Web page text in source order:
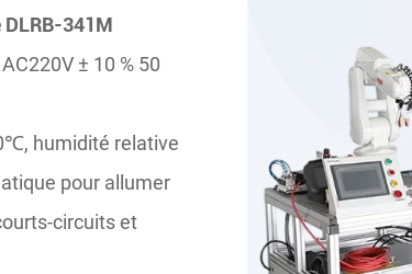
341M
± 10 % 50
humidité relative
pour allumer
circuits et